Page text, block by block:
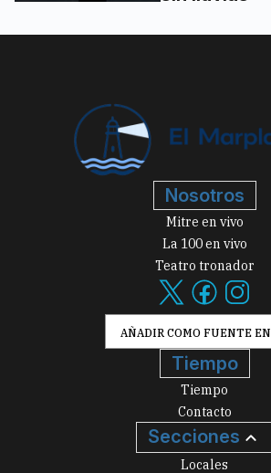
Nosotros
Mitre en vivo
La 100 en vivo
Teatro tronador
AÑADIR COMO FUENTE EN
Tiempo
Tiempo
Contacto
Secciones
Locales